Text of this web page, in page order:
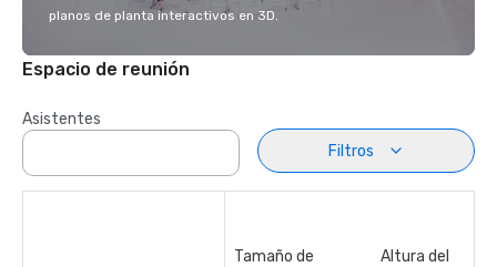
planos de planta interactivos en 3D.
Espacio de reunión
Asistentes
Filtros
Tamaño de
Altura del